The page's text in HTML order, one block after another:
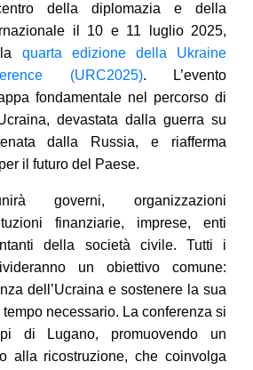
della diplomazia e della
il 10 e 11 luglio 2025,
quarta edizione della Ukraine
(URC2025). L’evento
fondamentale nel percorso di
devastata dalla guerra su
dalla Russia, e riafferma
il futuro del Paese.
governi, organizzazioni
finanziarie, imprese, enti
della società civile. Tutti i
un obiettivo comune:
dell’Ucraina e sostenere la sua
necessario. La conferenza si
di Lugano, promuovendo un
alla ricostruzione, che coinvolga